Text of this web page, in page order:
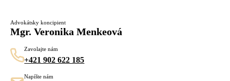
Advokátsky koncipient
Mgr. Veronika Menkeová
Zavolajte nám
+421 902 622 185
Napíšte nám